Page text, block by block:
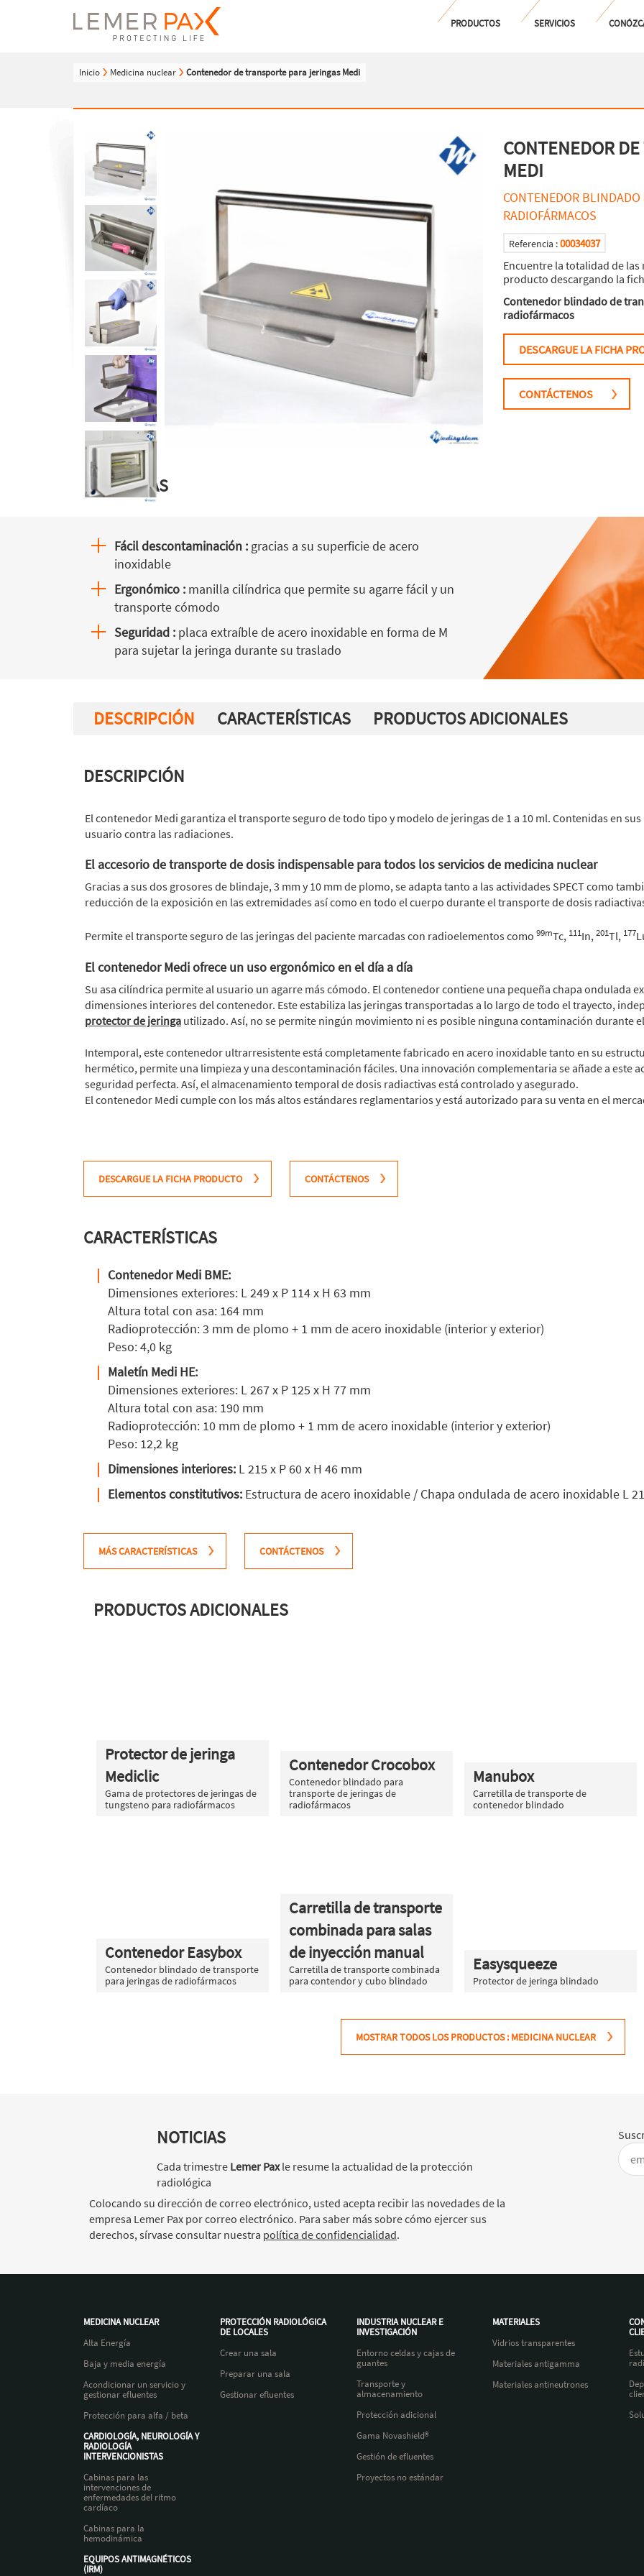
PRODUCTOS SERVICIOS
Inicio Medicina nuclear Contenedor de transporte para jeringas Medi
CONTENEDOR
MEDI
CONTENEDOR
RADIOFÁRMACOS
Referencia :00034037
Encuentre la totalidad de las
producto descargando la
Contenedor blindado de
radiofármacos
DESCARGUE LA FICHA
CONTÁCTENOS
VENTAJAS
Fácil descontaminación : gracias a su superficie de acero
inoxidable
Ergonómico : manilla cilíndrica que permite su agarre fácil y un
transporte cómodo
Seguridad : placa extraíble de acero inoxidable en forma de M
para sujetar la jeringa durante su traslado
DESCRIPCIÓN CARACTERÍSTICAS PRODUCTOS ADICIONALES
DESCRIPCIÓN
El contenedor Medi garantiza el transporte seguro de todo tipo y modelo de jeringas de 1 a 10 ml. Contenidas en sus
usuario contra las radiaciones.
El accesorio de transporte de dosis indispensable para todos los servicios de medicina nuclear
Gracias a sus dos grosores de blindaje, 3 mm y 10 mm de plomo, se adapta tanto a las actividades SPECT como
reducción de la exposición en las extremidades así como en todo el cuerpo durante el transporte de dosis
Permite el transporte seguro de las jeringas del paciente marcadas con radioelementos como 99mTc, 111In,201Tl, 177
El contenedor Medi ofrece un uso ergonómico en el día a día
Su asa cilíndrica permite al usuario un agarre más cómodo. El contenedor contiene una pequeña chapa ondulada
dimensiones interiores del contenedor. Este estabiliza las jeringas transportadas a lo largo de todo el trayecto,
protector de jeringa utilizado. Así, no se permite ningún movimiento ni es posible ninguna contaminación durante
Intemporal, este contenedor ultrarresistente está completamente fabricado en acero inoxidable tanto en su
hermético, permite una limpieza y una descontaminación fáciles. Una innovación complementaria se añade a este
seguridad perfecta. Así, el almacenamiento temporal de dosis radiactivas está controlado y asegurado.
El contenedor Medi cumple con los más altos estándares reglamentarios y está autorizado para su venta en el
DESCARGUE LA FICHA PRODUCTO CONTÁCTENOS
CARACTERÍSTICAS
Contenedor Medi BME:
Dimensiones exteriores: L 249 x P 114 x H 63 mm
Altura total con asa: 164 mm
Radioprotección: 3 mm de plomo + 1 mm de acero inoxidable (interior y exterior)
Peso: 4,0 kg
Maletín Medi HE:
Dimensiones exteriores: L 267 x P 125 x H 77 mm
Altura total con asa: 190 mm
Radioprotección: 10 mm de plomo + 1 mm de acero inoxidable (interior y exterior)
Peso: 12,2 kg
Dimensiones interiores: L 215 x P 60 x H 46 mm
Elementos constitutivos: Estructura de acero inoxidable / Chapa ondulada de acero inoxidable L
MÁS CARACTERÍSTICAS CONTÁCTENOS
PRODUCTOS ADICIONALES
Protector de jeringa
Mediclic
Gama de protectores de jeringas de
tungsteno para radiofármacos
Contenedor Crocobox
Contenedor blindado para
transporte de jeringas de
radiofármacos
Manubox
Carretilla de transporte de
contenedor blindado
Contenedor Easybox
Contenedor blindado de transporte
para jeringas de radiofármacos
Carretilla de transporte
combinada para salas
de inyección manual
Carretilla de transporte combinada
para contendor y cubo blindado
Easysqueeze
Protector de jeringa blindado
MOSTRAR TODOS LOS PRODUCTOS : MEDICINA NUCLEAR
NOTICIAS
Cada trimestre Lemer Paxle resume la actualidad de la protección
radiológica
Colocando su dirección de correo electrónico, usted acepta recibir las novedades de la
empresa Lemer Pax por correo electrónico. Para saber más sobre cómo ejercer sus
derechos, sírvase consultar nuestra política de confidencialidad.
MEDICINA NUCLEAR
Alta Energía
Baja y media energía
Acondicionar un servicio y
gestionar efluentes
Protección para alfa / beta
CARDIOLOGÍA, NEUROLOGÍA Y
RADIOLOGÍA
INTERVENCIONISTAS
Cabinas para las
intervenciones de
enfermedades del ritmo
cardíaco
Cabinas para la
hemodinámica
EQUIPOS ANTIMAGNÉTICOS
(IRM)
PROTECCIÓN RADIOLÓGICA
DE LOCALES
Crear una sala
Preparar una sala
Gestionar efluentes
INDUSTRIA NUCLEAR E
INVESTIGACIÓN
Entorno celdas y cajas de
guantes
Transporte y
almacenamiento
Protección adicional
Gama Novashield®
Gestión de efluentes
Proyectos no estándar
MATERIALES
Vidrios transparentes
Materiales antigamma
Materiales antineutrones